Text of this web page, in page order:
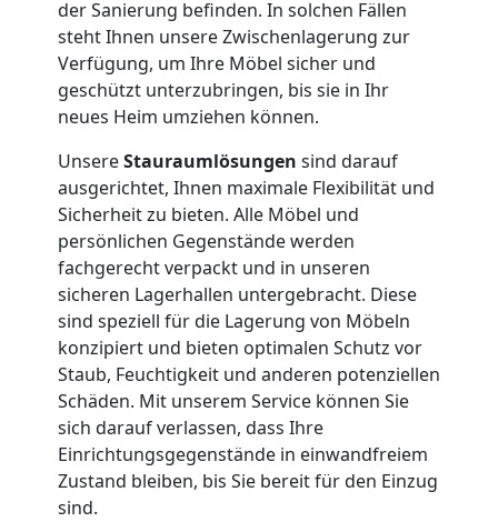
der Sanierung befinden. In solchen Fällen
steht Ihnen unsere Zwischenlagerung zur
Verfügung, um Ihre Möbel sicher und
geschützt unterzubringen, bis sie in Ihr
neues Heim umziehen können.
UnsereStauraumlösungen sind darauf
ausgerichtet, Ihnen maximale Flexibilität und
Sicherheit zu bieten. Alle Möbel und
persönlichen Gegenstände werden
fachgerecht verpackt und in unseren
sicheren Lagerhallen untergebracht. Diese
sind speziell für die Lagerung von Möbeln
konzipiert und bieten optimalen Schutz vor
Staub, Feuchtigkeit und anderen potenziellen
Schäden. Mit unserem Service können Sie
sich darauf verlassen, dass Ihre
Einrichtungsgegenstände in einwandfreiem
Zustand bleiben, bis Sie bereit für den Einzug
sind.
Umzug
Nationaler
Umzug